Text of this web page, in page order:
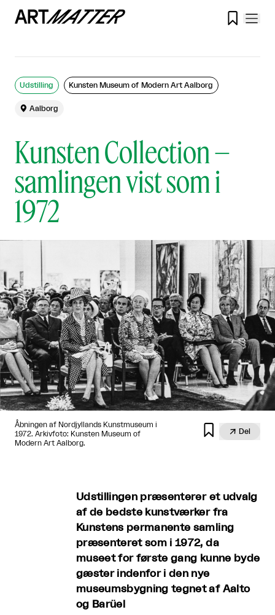

Kunsten Collection –
samlingen vist som i
1972
Udstilling Kunsten Museum of Modern Art Aalborg
 Aalborg
Åbningen af Nordjyllands Kunstmuseum i
1972. Arkivfoto: Kunsten Museum of
Modern Art Aalborg.
  Del
Udstillingen præsenterer et udvalg
af de bedste kunstværker fra
Kunstens permanente samling
præsenteret som i 1972, da
museet for første gang kunne byde
gæster indenfor i den nye
museumsbygning tegnet af Aalto
og Barüel